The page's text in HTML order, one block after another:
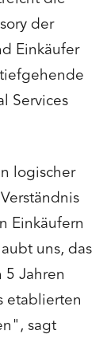
der
Einkäufer
Services
logischer
Einkäufern
uns, das
Jahren
etablierten
sagt